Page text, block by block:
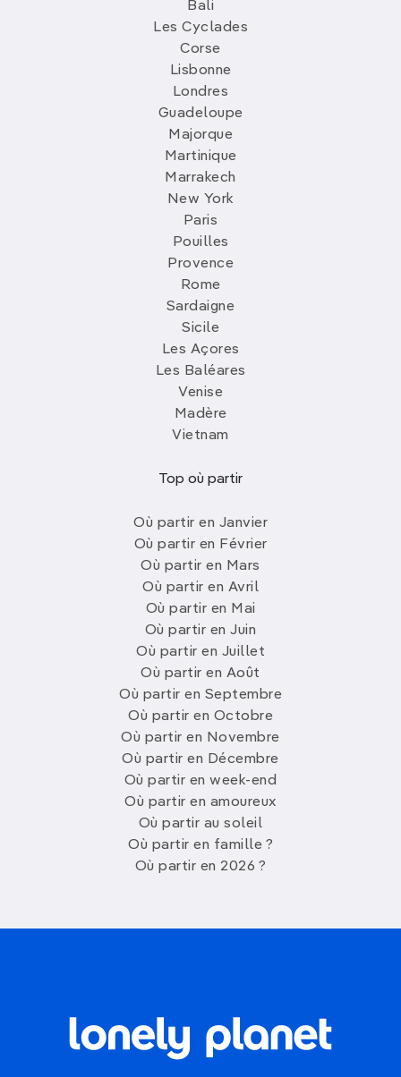
Bali
Les Cyclades
Corse
Lisbonne
Londres
Guadeloupe
Majorque
Martinique
Marrakech
New York
Paris
Pouilles
Provence
Rome
Sardaigne
Sicile
Les Açores
Les Baléares
Venise
Madère
Vietnam
Top où partir
Où partir en Janvier
Où partir en Février
Où partir en Mars
Où partir en Avril
Où partir en Mai
Où partir en Juin
Où partir en Juillet
Où partir en Août
Où partir en Septembre
Où partir en Octobre
Où partir en Novembre
Où partir en Décembre
Où partir en week-end
Où partir en amoureux
Où partir au soleil
Où partir en famille ?
Où partir en 2026 ?